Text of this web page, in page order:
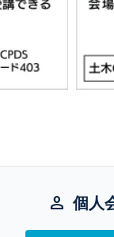
person 個人